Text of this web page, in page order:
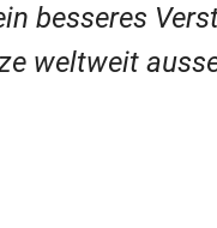
besseres
weltweit